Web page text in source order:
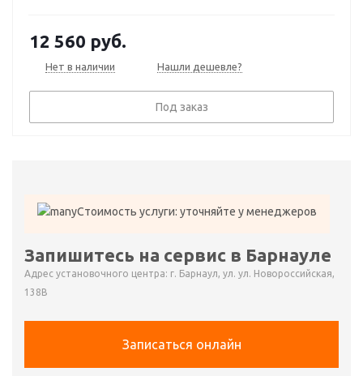
12 560 руб.
Нет в наличии Нашли дешевле?
Под заказ
Стоимость услуги: уточняйте у менеджеров
Запишитесь на сервис в Барнауле
Адрес установочного центра: г. Барнаул, ул. ул. Новороссийская,
138В
Записаться онлайн